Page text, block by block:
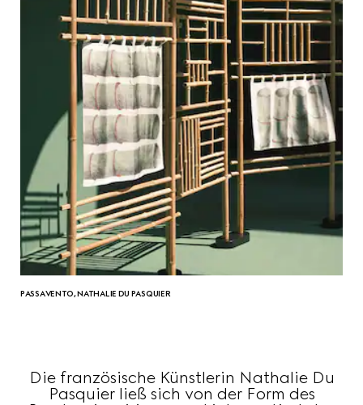
PASSAVENTO, NATHALIE DU PASQUIER
Die französische Künstlerin Nathalie Du
Pasquier ließ sich von der Form des